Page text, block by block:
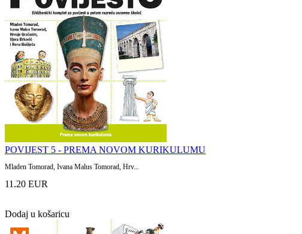
POVIJEST 5 - PREMA NOVOM KURIKULUMU
Mladen Tomorad, Ivana Malus Tomorad, Hrv...
11.20 EUR
Dodaj u košaricu